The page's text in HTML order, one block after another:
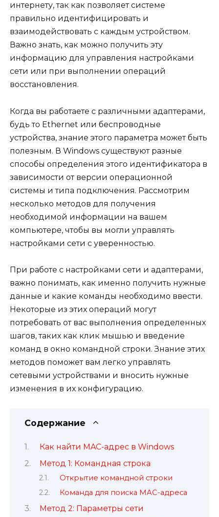
интернету, так как позволяет системе
правильно идентифицировать и
взаимодействовать с каждым устройством.
Важно знать, как можно получить эту
информацию для управления настройками
сети или при выполнении операций
восстановления.
Когда вы работаете с различными адаптерами,
будь то Ethernet или беспроводные
устройства, знание этого параметра может быть
полезным. В Windows существуют разные
способы определения этого идентификатора в
зависимости от версии операционной
системы и типа подключения. Рассмотрим
несколько методов для получения
необходимой информации на вашем
компьютере, чтобы вы могли управлять
настройками сети с уверенностью.
При работе с настройками сети и адаптерами,
важно понимать, как именно получить нужные
данные и какие команды необходимо ввести.
Некоторые из этих операций могут
потребовать от вас выполнения определенных
шагов, таких как клик мышью и введение
команд в окно командной строки. Знание этих
методов поможет вам легко управлять
сетевыми устройствами и вносить нужные
изменения в их конфигурацию.
Содержание
Как найти MAC-адрес в Windows
Метод 1: Командная строка
Открытие командной строки
Команда для поиска MAC-адреса
Метод 2: Параметры сети